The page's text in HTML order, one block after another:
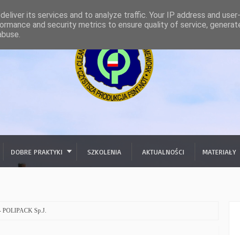
DOBRE PRAKTYKI SZKOLENIA AKTUALNOŚCI MATERIAŁY
POLIPACK Sp.J.
its services and to analyze traffic. Your IP address and
and security metrics to ensure quality of service,